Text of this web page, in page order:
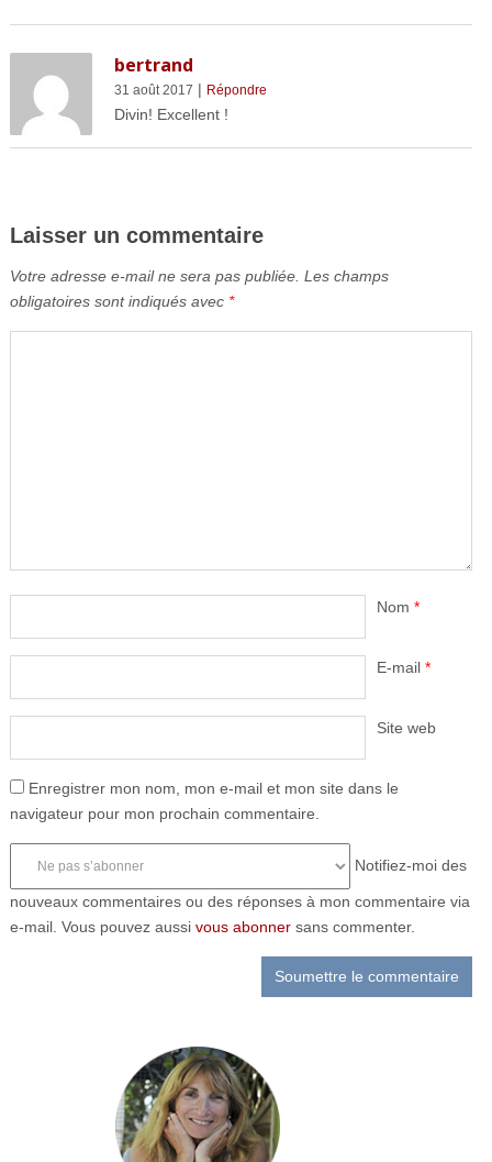
bertrand
31 août 2017 | Répondre
Divin! Excellent !
Laisser un commentaire
Votre adresse e-mail ne sera pas publiée. Les champs
obligatoires sont indiqués avec *
Nom *
E-mail *
Site web
Enregistrer mon nom, mon e-mail et mon site dans le
navigateur pour mon prochain commentaire.
Notifiez-moi des
nouveaux commentaires ou des réponses à mon commentaire via
e-mail. Vous pouvez aussi vous abonnersans commenter.